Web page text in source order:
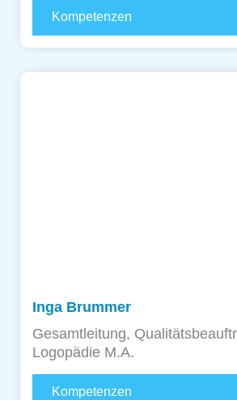
Kompetenzen
Inga Brummer
Gesamtleitung,
Logopädie M.A.
Kompetenzen